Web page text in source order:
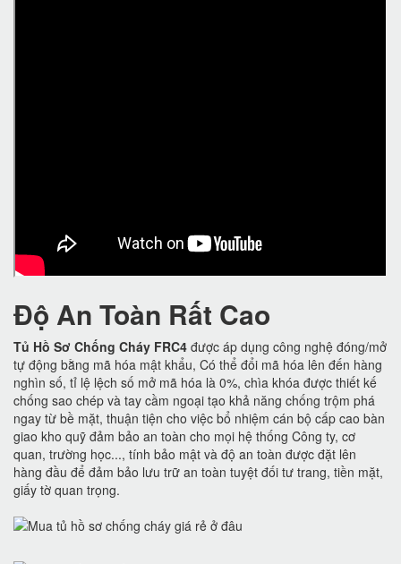
Độ An Toàn Rất Cao
Tủ Hồ Sơ Chống Cháy FRC4 được áp dụng công nghệ đóng/mở
tự động bằng mã hóa mật khẩu, Có thể đổi mã hóa lên đến hàng
nghìn số, tỉ lệ lệch số mở mã hóa là 0%, chìa khóa được thiết kế
chống sao chép và tay cầm ngoại tạo khả năng chống trộm phá
ngay từ bề mặt, thuận tiện cho việc bổ nhiệm cán bộ cấp cao bàn
giao kho quỹ đảm bảo an toàn cho mọi hệ thống Công ty, cơ
quan, trường học..., tính bảo mật và độ an toàn được đặt lên
hàng đầu để đảm bảo lưu trữ an toàn tuyệt đối tư trang, tiền mặt,
giấy tờ quan trọng.